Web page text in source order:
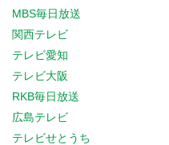
MBS毎日放送
関西テレビ
テレビ愛知
テレビ大阪
RKB毎日放送
広島テレビ
テレビせとうち